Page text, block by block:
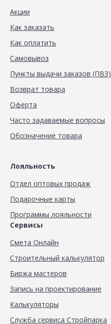
Акции
Как заказать
Как оплатить
Самовывоз
Пункты выдачи заказов (ПВЗ)
Возврат товара
Оферта
Часто задаваемые вопросы
Обозначение товара
Лояльность
Отдел оптовых продаж
Подарочные карты
Программы лояльности
Сервисы
Смета Онлайн
Строительный калькулятор
Биржа мастеров
Запись на проектирование
Калькуляторы
Служба сервиса Стройпарка